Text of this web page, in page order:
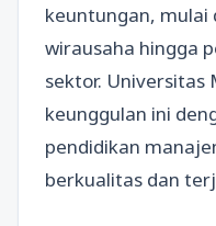
keuntungan,
wirausaha hingga
sektor.
keunggulan ini
pendidikan
berkualitas dan